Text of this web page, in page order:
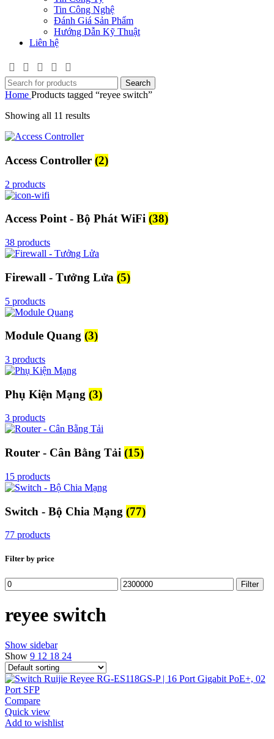
Tin Công Nghệ
Đánh Giá Sản Phẩm
Hướng Dẫn Kỹ Thuật
Liên hệ
Search
Home Products tagged “reyee switch”
Showing all 11 results
Access Controller (2)
2 products
Access Point - Bộ Phát WiFi (38)
38 products
Firewall - Tưởng Lửa (5)
5 products
Module Quang (3)
3 products
Phụ Kiện Mạng (3)
3 products
Router - Cân Bằng Tải (15)
15 products
Switch - Bộ Chia Mạng (77)
77 products
Filter by price
Min
price
Max
price
Filter
reyee switch
Show sidebar
Show 9 12 18 24
Compare
Quick view
Add to wishlist